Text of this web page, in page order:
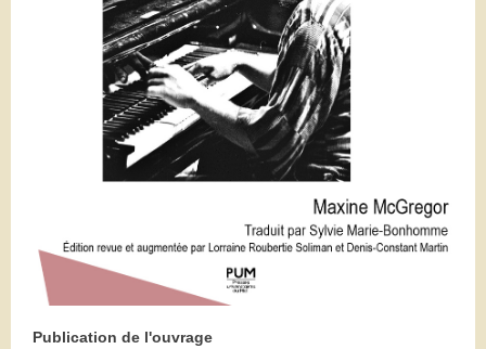
Publication de l'ouvrage